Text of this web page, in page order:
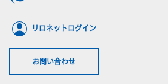
リロネットログイン
お問い合わせ